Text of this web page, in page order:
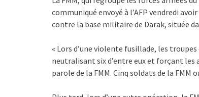
communiqué envoyé à l’AFP vendredi
contre la base militaire de Darak, située
« Lors d’une violente fusillade, les
neutralisant six d’entre eux et forçant
parole de la FMM. Cinq soldats de la